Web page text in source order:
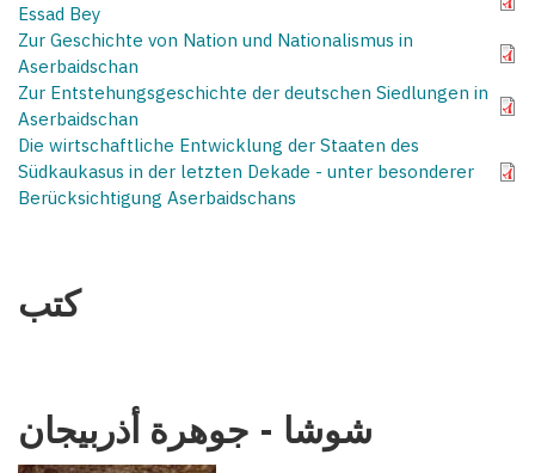
Essad Bey
Zur Geschichte von Nation und Nationalismus in
Aserbaidschan
Zur Entstehungsgeschichte der deutschen Siedlungen in
Aserbaidschan
Die wirtschaftliche Entwicklung der Staaten des
Südkaukasus in der letzten Dekade - unter besonderer
Berücksichtigung Aserbaidschans
كتب
شوشا - جوهرة أذربيجان